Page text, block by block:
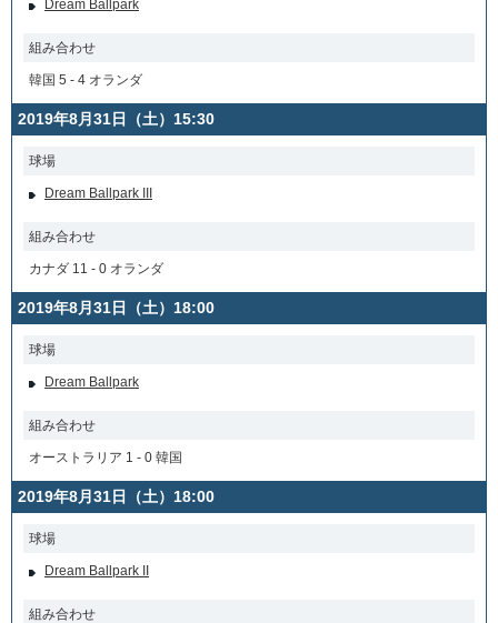
Dream Ballpark
組み合わせ
韓国 5 - 4 オランダ
2019年8月31日（土）15:30
球場
Dream Ballpark III
組み合わせ
カナダ 11 - 0 オランダ
2019年8月31日（土）18:00
球場
Dream Ballpark
組み合わせ
オーストラリア 1 - 0 韓国
2019年8月31日（土）18:00
球場
Dream Ballpark II
組み合わせ